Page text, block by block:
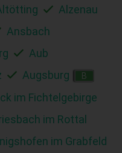
Alzenau
Ansbach
Aub
Augsburg B
im Fichtelgebirge
im Rottal
im Grabfeld